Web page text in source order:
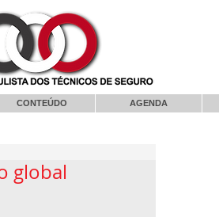
CONTEÚDO AGENDA
global